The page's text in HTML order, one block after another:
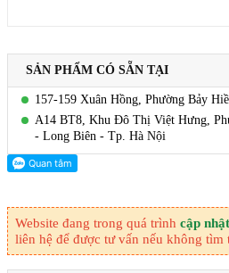
SẢN PHẨM CÓ SẴN TẠI
157-159 Xuân Hồng, Phường Bảy
A14 BT8, Khu Đô Thị Việt Hưng,
- Long Biên - Tp. Hà Nội
Website đang trong quá trình cập
liên hệ để được tư vấn nếu không tìm